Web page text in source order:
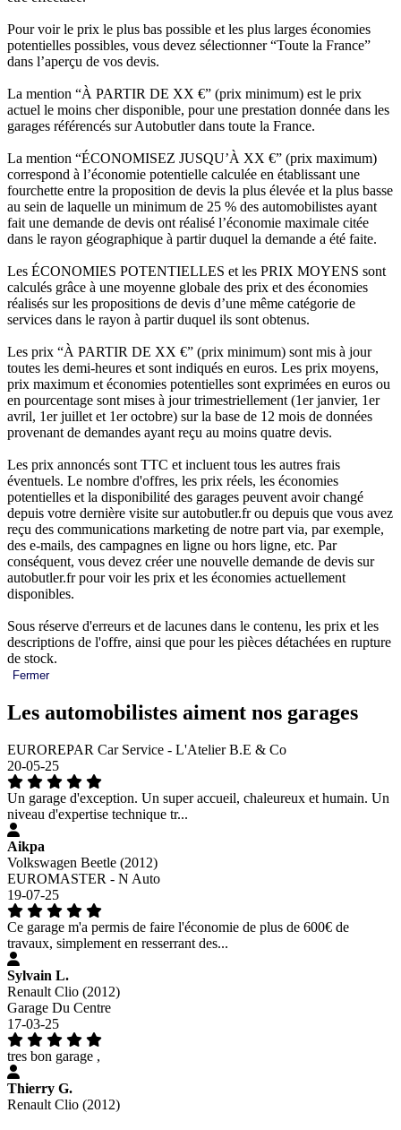
Pour voir le prix le plus bas possible et les plus larges économies
potentielles possibles, vous devez sélectionner “Toute la France”
dans l’aperçu de vos devis.
La mention “À PARTIR DE XX €” (prix minimum) est le prix
actuel le moins cher disponible, pour une prestation donnée dans les
garages référencés sur Autobutler dans toute la France.
La mention “ÉCONOMISEZ JUSQU’À XX €” (prix maximum)
correspond à l’économie potentielle calculée en établissant une
fourchette entre la proposition de devis la plus élevée et la plus basse
au sein de laquelle un minimum de 25 % des automobilistes ayant
fait une demande de devis ont réalisé l’économie maximale citée
dans le rayon géographique à partir duquel la demande a été faite.
Les ÉCONOMIES POTENTIELLES et les PRIX MOYENS sont
calculés grâce à une moyenne globale des prix et des économies
réalisés sur les propositions de devis d’une même catégorie de
services dans le rayon à partir duquel ils sont obtenus.
Les prix “À PARTIR DE XX €” (prix minimum) sont mis à jour
toutes les demi-heures et sont indiqués en euros. Les prix moyens,
prix maximum et économies potentielles sont exprimées en euros ou
en pourcentage sont mises à jour trimestriellement (1er janvier, 1er
avril, 1er juillet et 1er octobre) sur la base de 12 mois de données
provenant de demandes ayant reçu au moins quatre devis.
Les prix annoncés sont TTC et incluent tous les autres frais
éventuels. Le nombre d'offres, les prix réels, les économies
potentielles et la disponibilité des garages peuvent avoir changé
depuis votre dernière visite sur autobutler.fr ou depuis que vous avez
reçu des communications marketing de notre part via, par exemple,
des e-mails, des campagnes en ligne ou hors ligne, etc. Par
conséquent, vous devez créer une nouvelle demande de devis sur
autobutler.fr pour voir les prix et les économies actuellement
disponibles.
Sous réserve d'erreurs et de lacunes dans le contenu, les prix et les
descriptions de l'offre, ainsi que pour les pièces détachées en rupture
de stock.
Fermer
Les automobilistes aiment nos garages
EUROREPAR Car Service - L'Atelier B.E & Co
20-05-25
Un garage d'exception. Un super accueil, chaleureux et humain. Un
niveau d'expertise technique tr...
Aikpa
Volkswagen Beetle (2012)
EUROMASTER - N Auto
19-07-25
Ce garage m'a permis de faire l'économie de plus de 600€ de
travaux, simplement en resserrant des...
Sylvain L.
Renault Clio (2012)
Garage Du Centre
17-03-25
tres bon garage ,
Thierry G.
Renault Clio (2012)